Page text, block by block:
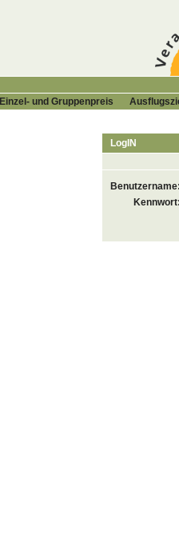
Einzel‑ und Gruppenpreis
LogIN